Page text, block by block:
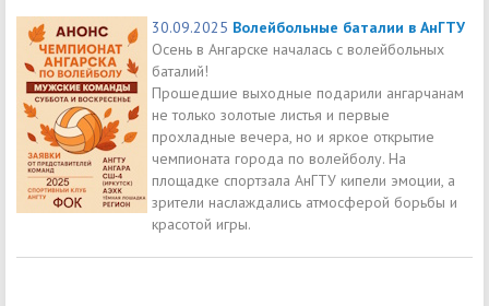
30.09.2025 Волейбольные баталии в АнГТУ
Осень в Ангарске началась с волейбольных
баталий!
Прошедшие выходные подарили ангарчанам
не только золотые листья и первые
прохладные вечера, но и яркое открытие
чемпионата города по волейболу. На
площадке спортзала АнГТУ кипели эмоции, а
зрители наслаждались атмосферой борьбы и
красотой игры.